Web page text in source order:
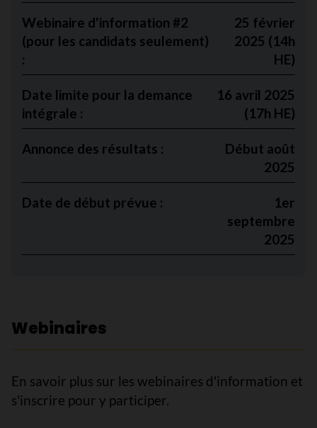
Webinaire d'information #2
(pour les candidats seulement)
:
25 février
2025 (14h
HE)
Date limite pour la demance
intégrale :
16 avril 2025
(17h HE)
Annonce des résultats :
Début août
2025
Date de début prévue :
1er
septembre
2025
Webinaires
En savoir plus sur les webinaires d'information et
s'inscrire pour y participer.